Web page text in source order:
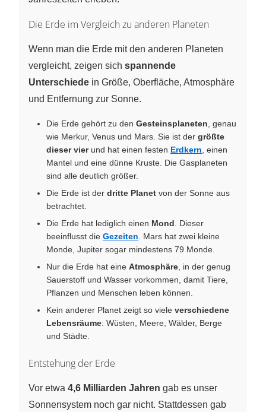
Die Erde im Vergleich zu anderen Planeten
Wenn man die Erde mit den anderen Planeten
vergleicht, zeigen sich spannende
Unterschiede in Größe, Oberfläche, Atmosphäre
und Entfernung zur Sonne.
Die Erde gehört zu den Gesteinsplaneten , genau
wie Merkur, Venus und Mars. Sie ist der größte
dieser vierund hat einen festen Erdkern , einen
Mantel und eine dünne Kruste. Die Gasplaneten
sind alle deutlich größer.
Die Erde ist der dritte Planet von der Sonne aus
betrachtet.
Die Erde hat lediglich einen Mond . Dieser
beeinflusst die Gezeiten . Mars hat zwei kleine
Monde, Jupiter sogar mindestens 79 Monde.
Nur die Erde hat eine Atmosphäre , in der genug
Sauerstoff und Wasser vorkommen, damit Tiere,
Pflanzen und Menschen leben können.
Kein anderer Planet zeigt so viele verschiedene
Lebensräume: Wüsten, Meere, Wälder, Berge
und Städte.
Entstehung der Erde
Vor etwa 4,6 Milliarden Jahren gab es unser
Sonnensystem noch gar nicht. Stattdessen gab